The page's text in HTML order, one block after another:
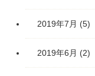
2019年7月 (5)
2019年6月 (2)